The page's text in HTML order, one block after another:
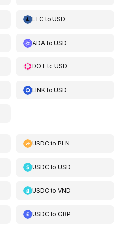
LTCtoUSD
ADA toUSD
DOT toUSD
LINKtoUSD
USDCtoPLN
USDCtoUSD
USDCtoVND
USDCtoGBP